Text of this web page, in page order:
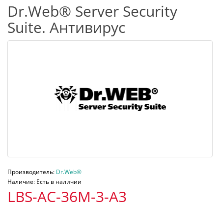
Dr.Web® Server Security
Suite. Антивирус
Производитель: Dr.Web®
Наличие: Есть в наличии
LBS-AC-36M-3-A3